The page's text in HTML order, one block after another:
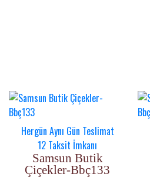
Hergün Aynı Gün Teslimat
12 Taksit İmkanı
Samsun Butik
Çiçekler-Bbç133